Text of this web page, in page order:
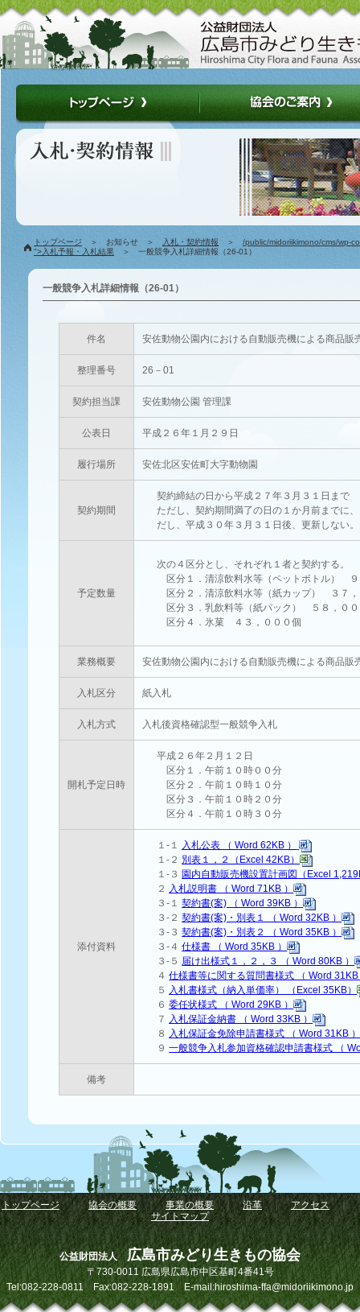
トップページ ＞ お知らせ ＞ 入札・契約情報 ＞ /public/midoriikimono/cms/wp-
">入札予報・入札結果 ＞ 一般競争入札詳細情報（26-01）
一般競争入札詳細情報（26-01）
件名 安佐動物公園内における自動販売機による商品販
整理番号 26－01
契約担当課 安佐動物公園 管理課
公表日 平成２６年１月２９日
履行場所 安佐北区安佐町大字動物園
契約期間
契約締結の日から平成２７年３月３１日まで
ただし、契約期間満了の日の１か月前までに
だし、平成３０年３月３１日後、更新しない
予定数量
次の４区分とし、それぞれ１者と契約する。
区分１．清涼飲料水等（ペットボトル） ９
区分２．清涼飲料水等（紙カップ） ３７，
区分３．乳飲料等（紙パック） ５８，０
区分４．氷菓 ４３，０００個
業務概要 安佐動物公園内における自動販売機による商品販
入札区分 紙入札
入札方式 入札後資格確認型一般競争入札
開札予定日時
平成２６年２月１２日
区分１．午前１０時００分
区分２．午前１０時１０分
区分３．午前１０時２０分
区分４．午前１０時３０分
添付資料
１-１ 入札公表 （ Word 62KB ）
１-２ 別表１，２（Excel 42KB）
１-３ 園内自動販売機設置計画図（Excel
２ 入札説明書 （ Word 71KB ）
３-１契約書(案) （ Word 39KB ）
３-２契約書(案)・別表１ （ Word 32KB ）
３-３契約書(案)・別表２ （ Word 35KB ）
３-４仕様書 （ Word 35KB ）
３-５ 届け出様式１，２，３ （ Word 80KB ）
４仕様書等に関する質問書様式 （ Word
５ 入札書様式（納入単価率） （Excel 35KB）
６委任状様式 （ Word 29KB ）
７ 入札保証金納書 （ Word 33KB ）
８ 入札保証金免除申請書様式 （ Word 31KB
９一般競争入札参加資格確認申請書様式 （
備考
トップページ｜ 協会の概要｜ 事業の概要 ｜沿革 ｜アクセス｜
サイトマップ
公益財団法人広島市みどり生きもの協会
〒730-0011 広島県広島市中区基町4番41号
Tel:082-228-0811 Fax:082-228-1891 E-mail:hiroshima-ffa@midoriikimono.jp